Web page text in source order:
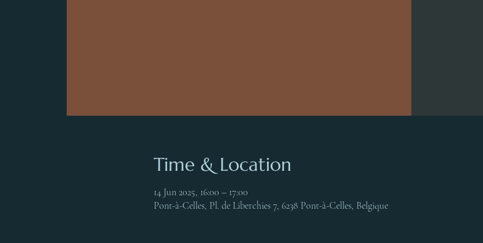
Time & Location
14 Jun 2025, 16:00 – 17:00
Pont-à-Celles, Pl. de Liberchies 7, 6238 Pont-à-Celles, Belgique